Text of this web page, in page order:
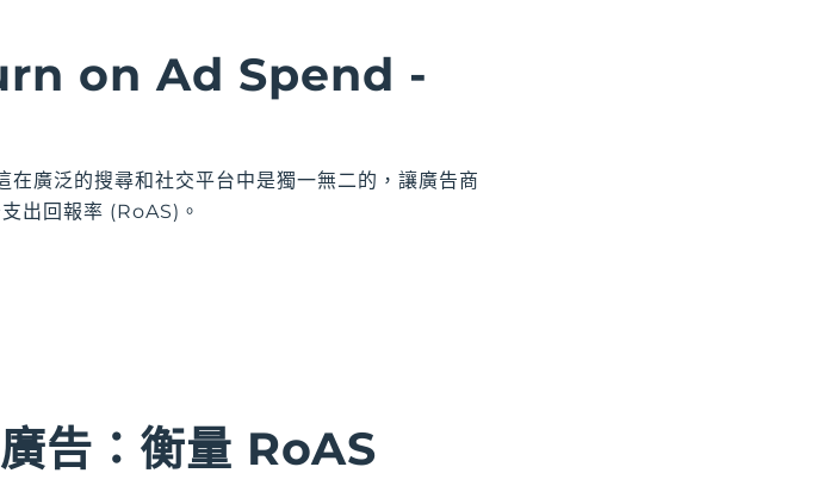
on Ad Spend -
廣泛的搜尋和社交平台中是獨一無二的，讓廣告商
出回報率 (RoAS)。
告：衡量 RoAS